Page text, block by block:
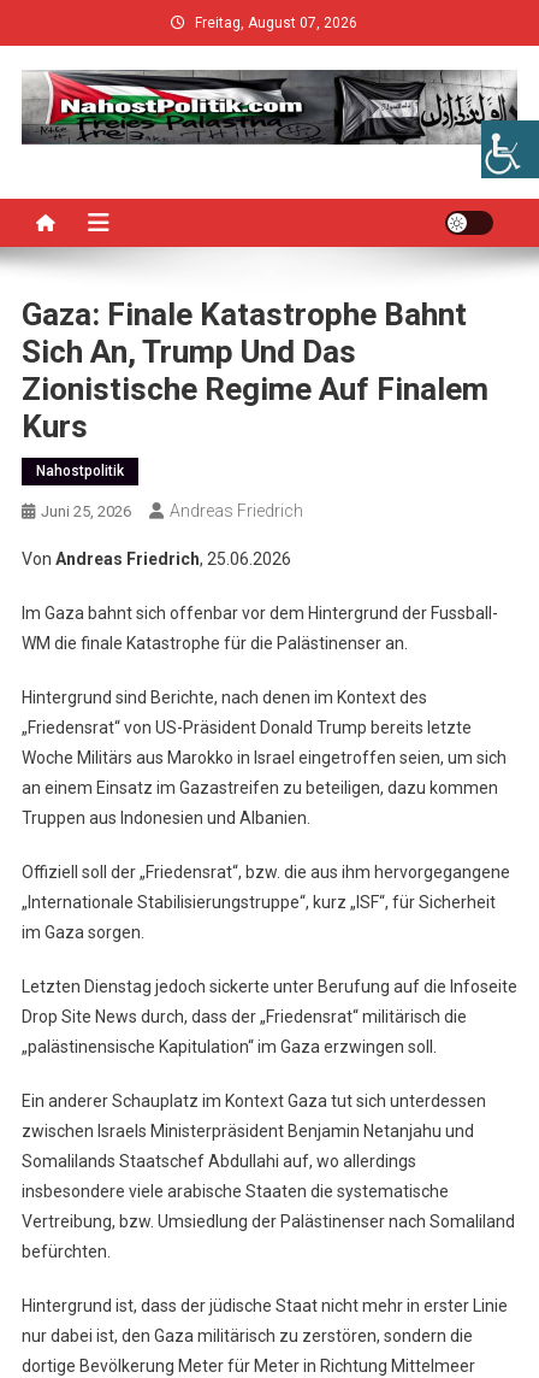
to
content
Freitag, August 07, 2026
Gaza: Finale Katastrophe Bahnt
Sich An, Trump Und Das
Zionistische Regime Auf Finalem
Kurs
Nahostpolitik
Juni 25, 2026 Andreas Friedrich
Von Andreas Friedrich, 25.06.2026
Im Gaza bahnt sich offenbar vor dem Hintergrund der Fussball-
WM die finale Katastrophe für die Palästinenser an.
Hintergrund sind Berichte, nach denen im Kontext des
„Friedensrat“ von US-Präsident Donald Trump bereits letzte
Woche Militärs aus Marokko in Israel eingetroffen seien, um sich
an einem Einsatz im Gazastreifen zu beteiligen, dazu kommen
Truppen aus Indonesien und Albanien.
Offiziell soll der „Friedensrat“, bzw. die aus ihm hervorgegangene
„Internationale Stabilisierungstruppe“, kurz „ISF“, für Sicherheit
im Gaza sorgen.
Letzten Dienstag jedoch sickerte unter Berufung auf die Infoseite
Drop Site News durch, dass der „Friedensrat“ militärisch die
„palästinensische Kapitulation“ im Gaza erzwingen soll.
Ein anderer Schauplatz im Kontext Gaza tut sich unterdessen
zwischen Israels Ministerpräsident Benjamin Netanjahu und
Somalilands Staatschef Abdullahi auf, wo allerdings
insbesondere viele arabische Staaten die systematische
Vertreibung, bzw. Umsiedlung der Palästinenser nach Somaliland
befürchten.
Hintergrund ist, dass der jüdische Staat nicht mehr in erster Linie
nur dabei ist, den Gaza militärisch zu zerstören, sondern die
dortige Bevölkerung Meter für Meter in Richtung Mittelmeer